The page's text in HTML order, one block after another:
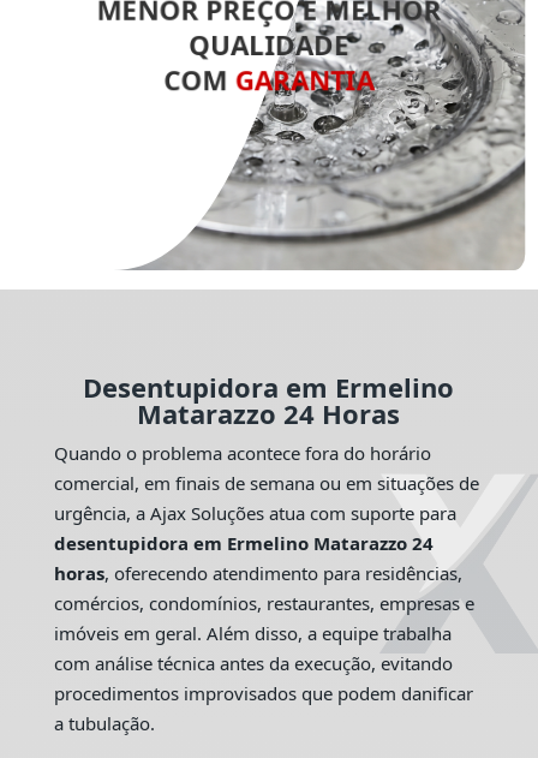
MENOR PREÇO E MELHOR
QUALIDADE
COM GARANTIA
Desentupidora em Ermelino
Matarazzo 24 Horas
Quando o problema acontece fora do horário
comercial, em finais de semana ou em situações de
urgência, a Ajax Soluções atua com suporte para
desentupidora em Ermelino Matarazzo 24
horas, oferecendo atendimento para residências,
comércios, condomínios, restaurantes, empresas e
imóveis em geral. Além disso, a equipe trabalha
com análise técnica antes da execução, evitando
procedimentos improvisados que podem danificar
a tubulação.